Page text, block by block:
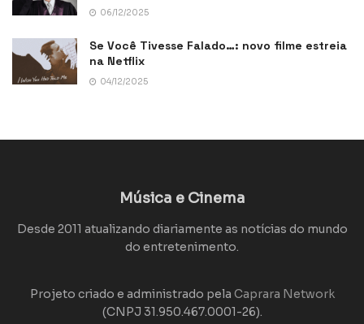
06/12/2025
Se Você Tivesse Falado…: novo filme estreia
na Netflix
04/12/2025
Música e Cinema
Desde 2011 atualizando diariamente as notícias do mundo
do entretenimento.
Projeto criado e administrado pela Caprara Network
(CNPJ 31.950.467.0001-26).